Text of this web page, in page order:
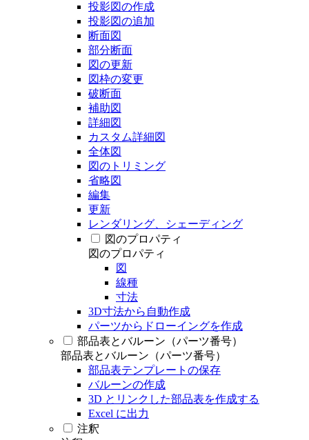
投影図の作成
投影図の追加
断面図
部分断面
図の更新
図枠の変更
破断面
補助図
詳細図
カスタム詳細図
全体図
図のトリミング
省略図
編集
更新
レンダリング、シェーディング
図のプロパティ
図のプロパティ
図
線種
寸法
3D寸法から自動作成
パーツからドローイングを作成
部品表とバルーン（パーツ番号）
部品表とバルーン（パーツ番号）
部品表テンプレートの保存
バルーンの作成
3D とリンクした部品表を作成する
Excel に出力
注釈